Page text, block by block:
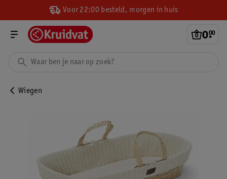
Voor 22:00 besteld, morgen in huis
0.
00
Wiegen